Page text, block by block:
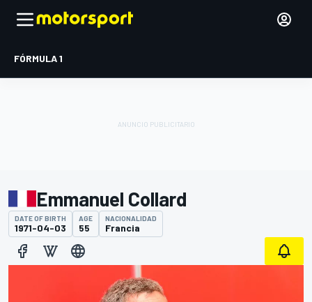
FÓRMULA 1
Emmanuel Collard
DATE OF BIRTH
1971-04-03
AGE
55
NACIONALIDAD
Francia